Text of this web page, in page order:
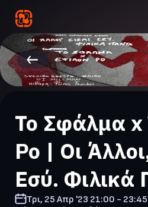
Το Σφάλμα x
Ρο | Οι
Εσύ. Φιλικά
Τρι, 25 Απρ '23 21:00 - 23:45